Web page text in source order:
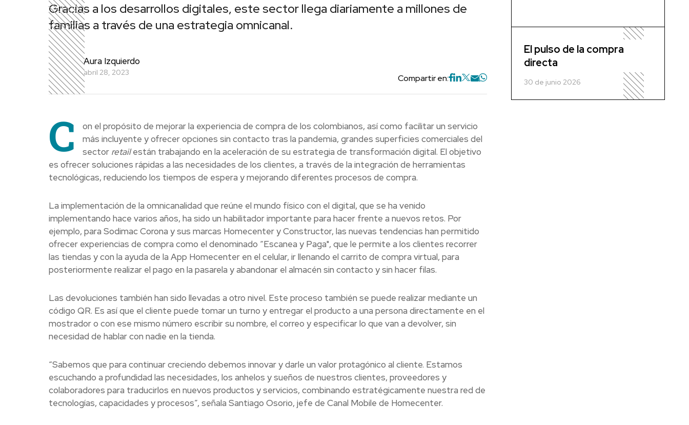
Gracias a los desarrollos digitales, este sector llega diariamente a millones de
familias a través de una estrategia omnicanal.
Aura Izquierdo
abril 28, 2023
Compartir en:
C
on el propósito de mejorar la experiencia de compra de los colombianos, así como facilitar un servicio
más incluyente y ofrecer opciones sin contacto tras la pandemia, grandes superficies comerciales del
sector retailestán trabajando en la aceleración de su estrategia de transformación digital. El objetivo
es ofrecer soluciones rápidas a las necesidades de los clientes, a través de la integración de herramientas
tecnológicas, reduciendo los tiempos de espera y mejorando diferentes procesos de compra.
La implementación de la omnicanalidad que reúne el mundo físico con el digital, que se ha venido
implementando hace varios años, ha sido un habilitador importante para hacer frente a nuevos retos. Por
ejemplo, para Sodimac Corona y sus marcas Homecenter y Constructor, las nuevas tendencias han permitido
ofrecer experiencias de compra como el denominado “Escanea y Paga", que le permite a los clientes recorrer
las tiendas y con la ayuda de la App Homecenter en el celular, ir llenando el carrito de compra virtual, para
posteriormente realizar el pago en la pasarela y abandonar el almacén sin contacto y sin hacer filas.
Las devoluciones también han sido llevadas a otro nivel. Este proceso también se puede realizar mediante un
código QR. Es así que el cliente puede tomar un turno y entregar el producto a una persona directamente en el
mostrador o con ese mismo número escribir su nombre, el correo y especificar lo que van a devolver, sin
necesidad de hablar con nadie en la tienda.
“Sabemos que para continuar creciendo debemos innovar y darle un valor protagónico al cliente. Estamos
escuchando a profundidad las necesidades, los anhelos y sueños de nuestros clientes, proveedores y
colaboradores para traducirlos en nuevos productos y servicios, combinando estratégicamente nuestra red de
tecnologías, capacidades y procesos”, señala Santiago Osorio, jefe de Canal Mobile de Homecenter.
El pulso de la compra
directa
30 de junio 2026